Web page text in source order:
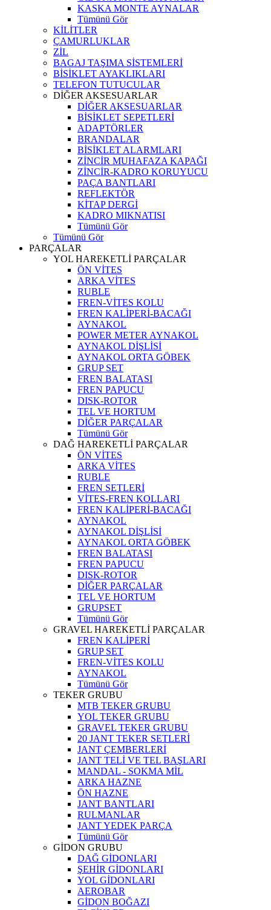
KASKA MONTE AYNALAR
Tümünü Gör
KİLİTLER
ÇAMURLUKLAR
ZİL
BAGAJ TAŞIMA SİSTEMLERİ
BİSİKLET AYAKLIKLARI
TELEFON TUTUCULAR
DİĞER AKSESUARLAR
DİĞER AKSESUARLAR
BİSİKLET SEPETLERİ
ADAPTÖRLER
BRANDALAR
BİSİKLET ALARMLARI
ZİNCİR MUHAFAZA KAPAĞI
ZİNCİR-KADRO KORUYUCU
PAÇA BANTLARI
REFLEKTÖR
KİTAP DERGİ
KADRO MIKNATISI
Tümünü Gör
Tümünü Gör
PARÇALAR
YOL HAREKETLİ PARÇALAR
ÖN VİTES
ARKA VİTES
RUBLE
FREN-VİTES KOLU
FREN KALİPERİ-BACAĞI
AYNAKOL
POWER METER AYNAKOL
AYNAKOL DİŞLİSİ
AYNAKOL ORTA GÖBEK
GRUP SET
FREN BALATASI
FREN PAPUCU
DISK-ROTOR
TEL VE HORTUM
DİĞER PARÇALAR
Tümünü Gör
DAĞ HAREKETLİ PARÇALAR
ÖN VİTES
ARKA VİTES
RUBLE
FREN SETLERİ
VİTES-FREN KOLLARI
FREN KALİPERİ-BACAĞI
AYNAKOL
AYNAKOL DİŞLİSİ
AYNAKOL ORTA GÖBEK
FREN BALATASI
FREN PAPUCU
DISK-ROTOR
DİĞER PARÇALAR
TEL VE HORTUM
GRUPSET
Tümünü Gör
GRAVEL HAREKETLİ PARÇALAR
FREN KALİPERİ
GRUP SET
FREN-VİTES KOLU
AYNAKOL
Tümünü Gör
TEKER GRUBU
MTB TEKER GRUBU
YOL TEKER GRUBU
GRAVEL TEKER GRUBU
20 JANT TEKER SETLERİ
JANT ÇEMBERLERİ
JANT TELİ VE TEL BAŞLARI
MANDAL - SOKMA MİL
ARKA HAZNE
ÖN HAZNE
JANT BANTLARI
RULMANLAR
JANT YEDEK PARÇA
Tümünü Gör
GİDON GRUBU
DAĞ GİDONLARI
ŞEHİR GİDONLARI
YOL GİDONLARI
AEROBAR
GİDON BOĞAZI